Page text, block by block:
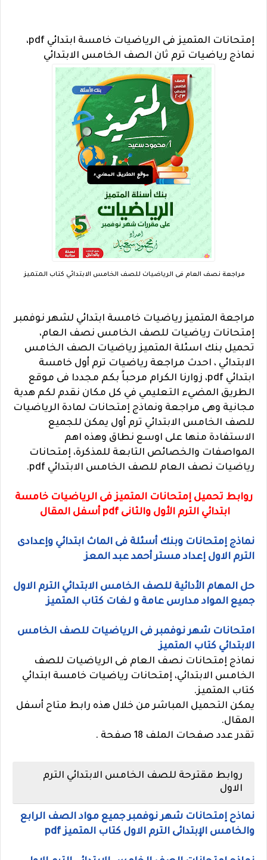
إمتحانات المتميز فى الرياضيات خامسة ابتدائي pdf،
نماذج رياضيات ترم ثان الصف الخامس الابتدائي
مراجعة نصف العام فى الرياضيات للصف الخامس الابتدائي كتاب المتميز
مراجعة المتميز رياضيات خامسة ابتدائي لشهر نوفمبر
إمتحانات رياضيات للصف الخامس نصف العام،
تحميل بنك اسئلة المتميز رياضيات الصف الخامس
الابتدائي ، احدث مراجعة رياضيات ترم أول خامسة
ابتدائي pdf، زوارنا الكرام مرحباً بكم مجددا فى موقع
الطريق المضيء التعليمي في كل مكان نقدم لكم هدية
مجانية وهى مراجعة ونماذج إمتحانات لمادة الرياضيات
للصف الخامس الابتدائي ترم أول يمكن للجميع
الاستفادة منها على اوسع نطاق وهذه اهم
المواصفات والخصائص التابعة للمذكرة، إمتحانات
رياضيات نصف العام للصف الخامس الابتدائي pdf.
روابط تحميل إمتحانات المتميز فى الرياضيات خامسة
ابتدائي الترم الأول والثانى pdf أسفل المقال
نماذج إمتحانات وبنك أسئلة فى الماث ابتدائي وإعدادى
الترم الاول إعداد مستر أحمد عبد المعز
حل المهام الأدائية للصف الخامس الابتدائي الترم الاول
جميع المواد مدارس عامة و لغات كتاب المتميز
امتحانات شهر نوفمبر فى الرياضيات للصف الخامس
الابتدائي كتاب المتميز
نماذج إمتحانات نصف العام فى الرياضيات للصف
الخامس الابتدائي، إمتحانات رياضيات خامسة ابتدائي
كتاب المتميز.
يمكن التحميل المباشر من خلال هذه رابط متاح أسفل
المقال.
تقدر عدد صفحات الملف 18 صفحة .
روابط مقترحة للصف الخامس الابتدائي الترم
الاول
نماذح إمتحانات شهر نوفمبر جميع مواد الصف الرابع
والخامس الإبتدائى الترم الاول كتاب المتميز pdf